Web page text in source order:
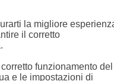
la migliore
il corretto
funzionamento del
e le impostazioni di